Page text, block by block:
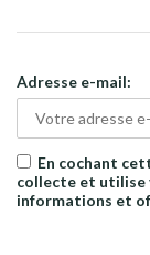
Adresse e-mail:
En cochant
collecte et utilise
informations et